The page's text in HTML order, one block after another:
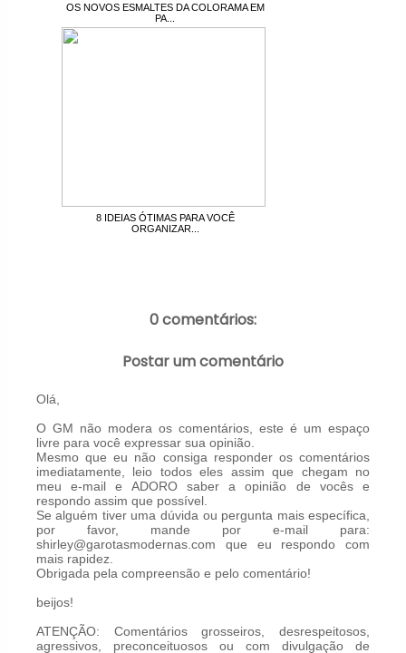
OS NOVOS ESMALTES DA COLORAMA EM
PA...
8 IDEIAS ÓTIMAS PARA VOCÊ
ORGANIZAR...
0 comentários:
Postar um comentário
Olá,
O GM não modera os comentários, este é um espaço
livre para você expressar sua opinião.
Mesmo que eu não consiga responder os comentários
imediatamente, leio todos eles assim que chegam no
meu e-mail e ADORO saber a opinião de vocês e
respondo assim que possível.
Se alguém tiver uma dúvida ou pergunta mais específica,
por favor, mande por e-mail para:
shirley@garotasmodernas.com que eu respondo com
mais rapidez.
Obrigada pela compreensão e pelo comentário!
beijos!
ATENÇÃO: Comentários grosseiros, desrespeitosos,
agressivos, preconceituosos ou com divulgação de